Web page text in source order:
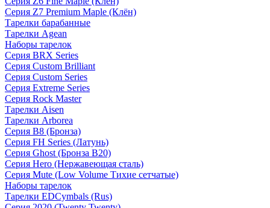
Серия Z7 Premium Maple (Клён)
Тарелки барабанные
Тарелки Agean
Наборы тарелок
Серия BRX Series
Серия Custom Brilliant
Серия Custom Series
Серия Extreme Series
Серия Rock Master
Тарелки Aisen
Тарелки Arborea
Серия B8 (Бронза)
Серия FH Series (Латунь)
Серия Ghost (Бронза B20)
Серия Hero (Нержавеющая сталь)
Серия Mute (Low Volume Тихие сетчатые)
Наборы тарелок
Тарелки EDCymbals (Rus)